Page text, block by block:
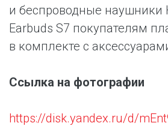
и беспроводные наушники
Earbuds S7 покупателям
в комплекте с
Ссылка на фотографии
https://disk.yandex.ru/d/